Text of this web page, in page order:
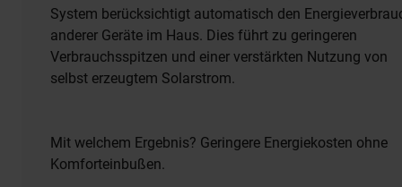
System berücksichtigt automatisch den
anderer Geräte im Haus. Dies führt zu geringeren
Verbrauchsspitzen und einer verstärkten Nutzung von
selbst erzeugtem Solarstrom.
Mit welchem Ergebnis? Geringere Energiekosten ohne
Komforteinbußen.